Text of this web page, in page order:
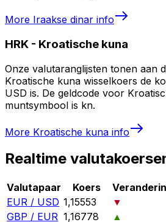
More Iraakse dinar info
HRK - Kroatische kuna
Onze valutaranglijsten tonen aan
Kroatische kuna wisselkoers de
USD is. De geldcode voor
muntsymbool is kn.
More Kroatische kuna info
Realtime
Valutapaar Koers
EUR / USD 1,15553
▼
GBP / EUR 1,16778
▲